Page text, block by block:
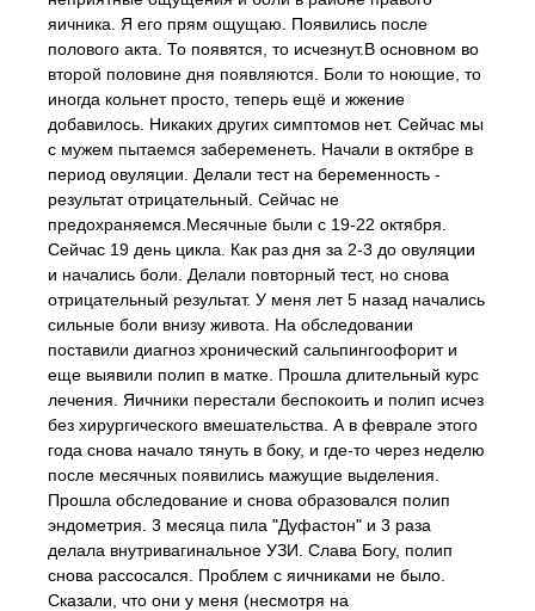
яичника. Я его прям ощущаю. Появились после
полового акта. То появятся, то исчезнут.В основном во
второй половине дня появляются. Боли то ноющие, то
иногда кольнет просто, теперь ещё и жжение
добавилось. Никаких других симптомов нет. Сейчас мы
с мужем пытаемся забеременеть. Начали в октябре в
период овуляции. Делали тест на беременность -
результат отрицательный. Сейчас не
предохраняемся.Месячные были с 19-22 октября.
Сейчас 19 день цикла. Как раз дня за 2-3 до овуляции
и начались боли. Делали повторный тест, но снова
отрицательный результат. У меня лет 5 назад начались
сильные боли внизу живота. На обследовании
поставили диагноз хронический сальпингоофорит и
еще выявили полип в матке. Прошла длительный курс
лечения. Яичники перестали беспокоить и полип исчез
без хирургического вмешательства. А в феврале этого
года снова начало тянуть в боку, и где-то через неделю
после месячных появились мажущие выделения.
Прошла обследование и снова образовался полип
эндометрия. 3 месяца пила "Дуфастон" и 3 раза
делала внутривагинальное УЗИ. Слава Богу, полип
снова рассосался. Проблем с яичниками не было.
Сказали, что они у меня (несмотря на